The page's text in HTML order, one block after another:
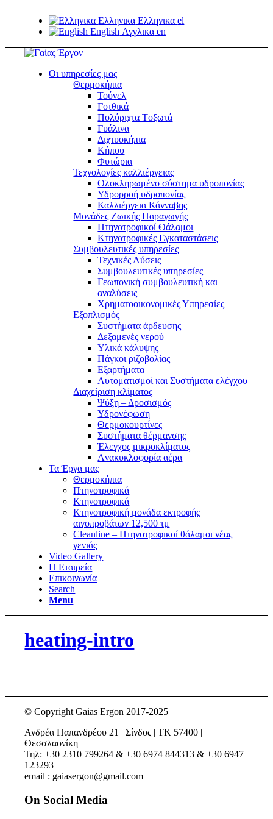
Ελληνικα Ελληνικα el
English Αγγλικα en
Οι υπηρεσίες μας
Θερμοκήπια
Τούνελ
Γοτθικά
Πολύριχτα Tοξωτά
Γυάλινα
Διχτυοκήπια
Κήπου
Φυτώρια
Τεχνολογίες καλλιέργειας
Ολοκληρωμένο σύστημα υδροπονίας
Υδρορροή υδροπονίας
Καλλιέργεια Κάνναβης
Μονάδες Ζωικής Παραγωγής
Πτηνοτροφικοί Θάλαμοι
Κτηνοτροφικές Εγκαταστάσεις
Συμβουλευτικές υπηρεσίες
Τεχνικές Λύσεις
Συμβουλευτικές υπηρεσίες
Γεωπονική συμβουλευτική και
αναλύσεις
Χρηματοοικονομικές Υπηρεσίες
Εξοπλισμός
Συστήματα άρδευσης
Δεξαμενές νερού
Υλικά κάλυψης
Πάγκοι ριζοβολίας
Εξαρτήματα
Αυτοματισμοί και Συστήματα ελέγχου
Διαχείριση κλίματος
Ψύξη – Δροσισμός
Υδρονέφωση
Θερμοκουρτίνες
Συστήματα θέρμανσης
Έλεγχος μικροκλίματος
Aνακυκλοφορία αέρα
Τα Έργα μας
Θερμοκήπια
Πτηνοτροφικά
Κτηνοτροφικά
Κτηνοτροφική μονάδα εκτροφής
αιγοπροβάτων 12,500 τμ
Cleanline – Πτηνοτροφικοί θάλαμοι νέας
γενιάς
Video Gallery
Η Εταιρεία
Επικοινωνία
Search
Menu
heating-intro
© Copyright Gaias Ergon 2017-2025
Ανδρέα Παπανδρέου 21 | Σίνδος | ΤΚ 57400 |
Θεσσλαονίκη
Τηλ: +30 2310 799264 & +30 6974 844313 & +30 6947
123293
email : gaiasergon@gmail.com
On Social Media